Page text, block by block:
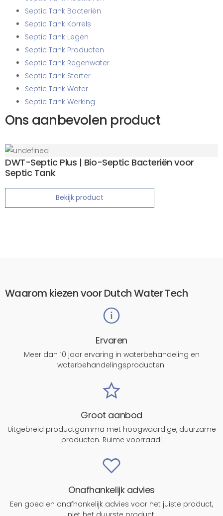
Septic Tank Bacteriën
Septic Tank Korrels
Septic Tank Legen
Septic Tank Producten
Septic Tank Regenwater
Septic Tank Starter
Septic Tank Water
Septic Tank Werking
Ons aanbevolen product
DWT-Septic Plus | Bio-Septic Bacteriën voor
Septic Tank
Bekijk product
Waarom kiezen voor Dutch Water Tech
Ervaren
Meer dan 10 jaar ervaring in waterbehandeling en
waterbehandelingsproducten.
Groot aanbod
Uitgebreid productgamma met hoogwaardige, duurzame
producten. Ruime voorraad!
Onafhankelijk advies
Een goed en onafhankelijk advies voor het juiste product,